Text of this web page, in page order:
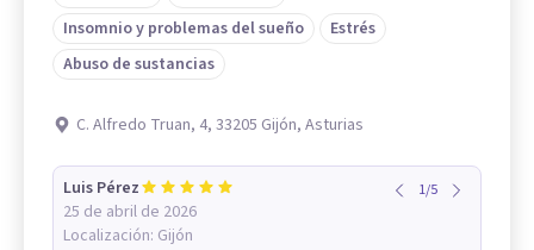
Insomnio y problemas del sueño
Estrés
Abuso de sustancias
C. Alfredo Truan, 4, 33205 Gijón, Asturias
Luis Pérez
25 de abril de 2026
Localización: Gijón
1/5